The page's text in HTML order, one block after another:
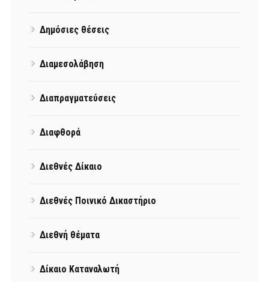
Δημόσιες θέσεις
Διαμεσολάβηση
Διαπραγματεύσεις
Διαφθορά
Διεθνές Δίκαιο
Διεθνές Ποινικό Δικαστήριο
Διεθνή θέματα
Δίκαιο Καταναλωτή